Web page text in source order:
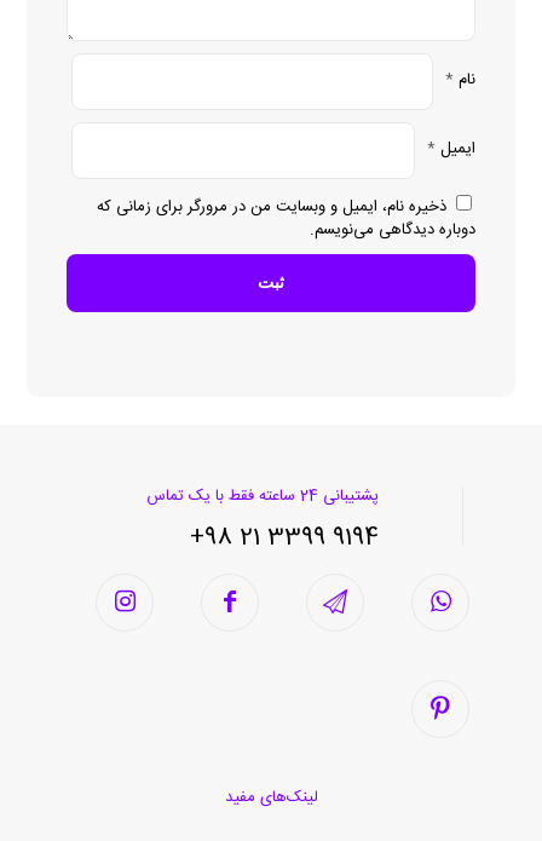
نام *
ایمیل *
ذخیره نام، ایمیل و وبسایت من در مرورگر برای زمانی که
دوباره دیدگاهی می‌نویسم.
پشتیبانی 24 ساعته فقط با یک تماس
9194 3399 21 98+
لینک‌های مفید